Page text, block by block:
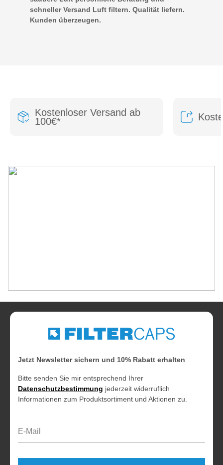
schneller Versand Luft filtern. Qualität liefern.
Kunden überzeugen.
Kostenloser Versand ab
100€*
Jetzt Newsletter sichern und 10% Rabatt erhalten
Bitte senden Sie mir entsprechend Ihrer
Datenschutzbestimmung jederzeit widerruflich
Informationen zum Produktsortiment und Aktionen zu.